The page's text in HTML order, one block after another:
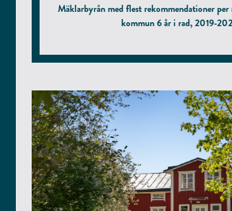
Mäklarbyrån med flest rekommendationer
kommun 6 år i rad, 2019-